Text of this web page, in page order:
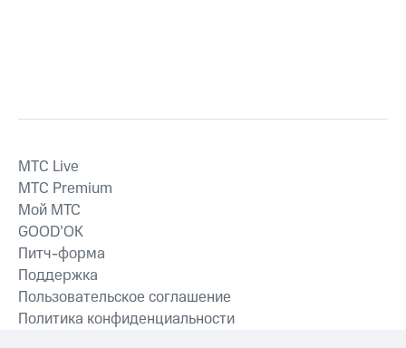
MTС Live
MTС Premium
Мой МТС
GOOD’OK
Питч-форма
Поддержка
Пользовательское соглашение
Политика конфиденциальности